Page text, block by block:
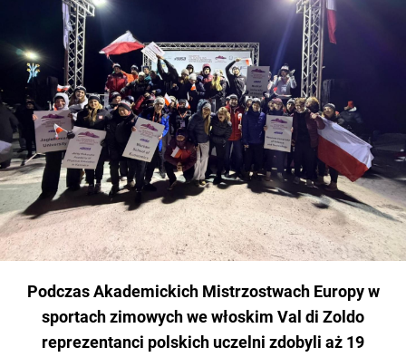
Podczas Akademickich Mistrzostwach Europy w
sportach zimowych we włoskim Val di Zoldo
reprezentanci polskich uczelni zdobyli aż 19